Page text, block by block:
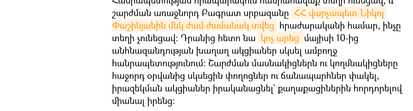
շարժման առաջնորդ Բագրատ սրբազանը ՀՀ վարչապետ Նիկոլ
Փաշինյանին մեկ ժամ ժամանակ տվեց հրաժարականի համար, ինչը
տեղի չունեցավ։ Դրանից հետո նա կոչ արեց մայիսի 10-ից
անհնազանդության խաղաղ ակցիաներ սկսել ամբողջ
հանրապետությունում։ Շարժման մասնակիցներն ու կողմնակիցները
հաջորդ օրվանից սկսեցին փողոցներ ու ճանապարհներ փակել,
իրազեկման ակցիաներ իրականացնել` քաղաքացիներին հորդորելով
միանալ իրենց։